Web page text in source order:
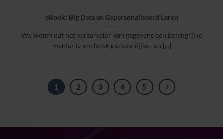
eBook: Big Data en Gepersonaliseerd Leren
We weten dat het verzamelen van gegevens een belangrijke
manier is om leren persoonlijker en [...]
1 2 3 4 5